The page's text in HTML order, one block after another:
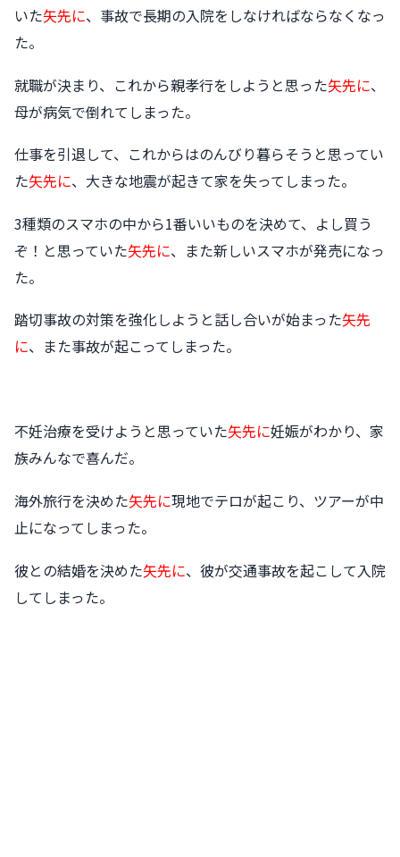
いた矢先に、事故で長期の入院をしなければならなくなっ
た。
就職が決まり、これから親孝行をしようと思った矢先に、
母が病気で倒れてしまった。
仕事を引退して、これからはのんびり暮らそうと思ってい
た矢先に、大きな地震が起きて家を失ってしまった。
3種類のスマホの中から1番いいものを決めて、よし買う
ぞ！と思っていた矢先に、また新しいスマホが発売になっ
た。
踏切事故の対策を強化しようと話し合いが始まった矢先
に、また事故が起こってしまった。
不妊治療を受けようと思っていた矢先に妊娠がわかり、家
族みんなで喜んだ。
海外旅行を決めた矢先に現地でテロが起こり、ツアーが中
止になってしまった。
彼との結婚を決めた矢先に、彼が交通事故を起こして入院
してしまった。